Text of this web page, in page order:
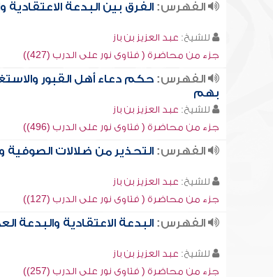
الفهرس:الفرق بين البدعة الاعتقادية
للشيخ: عبد العزيز بن باز
جزء من محاضرة ( فتاوى نور على الدرب (427))
الفهرس:حكم دعاء أهل القبور
بهم
للشيخ: عبد العزيز بن باز
جزء من محاضرة ( فتاوى نور على الدرب (496))
الفهرس:التحذير من ضلالات
للشيخ: عبد العزيز بن باز
جزء من محاضرة ( فتاوى نور على الدرب (127))
الفهرس:البدعة الاعتقادية والبدعة
للشيخ: عبد العزيز بن باز
جزء من محاضرة ( فتاوى نور على الدرب (257))